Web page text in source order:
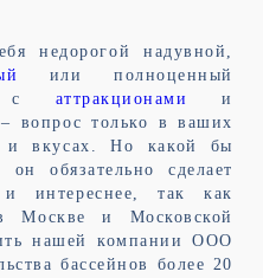
недорогой надувной,
или полноценный
с аттракционамии
вопрос только в ваших
и вкусах. Но какой бы
обязательно сделает
интереснее, так как
в Москве и Московской
нашей компании ООО
бассейнов более 20